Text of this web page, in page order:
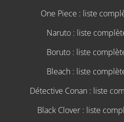
One Piece : liste
Naruto : liste
Boruto : liste
Bleach : liste
Détective Conan : liste
Black Clover : liste